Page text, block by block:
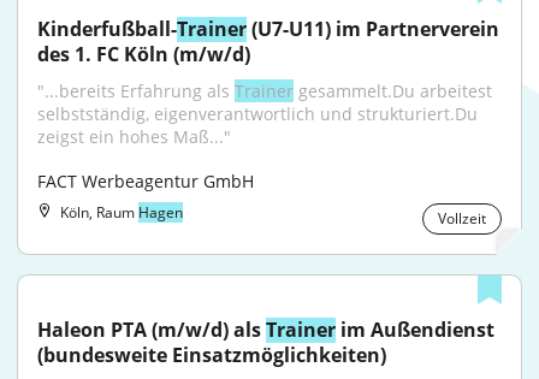
Kinderfußball-Trainer (U7-U11) im Partnerverein
des 1. FC Köln (m/w/d)
"...bereits Erfahrung als Trainer gesammelt.Du arbeitest
selbstständig, eigenverantwortlich und strukturiert.Du
zeigst ein hohes Maß..."
FACT Werbeagentur GmbH
Köln, Raum Hagen Vollzeit
Haleon PTA (m/w/d) als Trainer im Außendienst
(bundesweite Einsatzmöglichkeiten)